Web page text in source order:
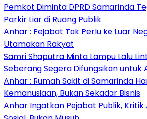
Pemkot Diminta DPRD Samarinda
Parkir Liar di Ruang Publik
Anhar : Pejabat Tak Perlu ke Luar
Utamakan Rakyat
Samri Shaputra Minta Lampu Lalu
Seberang Segera Difungsikan untuk
Anhar : Rumah Sakit di Samarinda
Kemanusiaan, Bukan Sekadar Bisnis
Anhar Ingatkan Pejabat Publik,